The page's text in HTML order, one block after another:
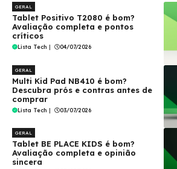
GERAL
Tablet Positivo T2080 é bom?
Avaliação completa e pontos
críticos
Lista Tech | 04/07/2026
GERAL
Multi Kid Pad NB410 é bom?
Descubra prós e contras antes de
comprar
Lista Tech | 03/07/2026
GERAL
Tablet BE PLACE KIDS é bom?
Avaliação completa e opinião
sincera